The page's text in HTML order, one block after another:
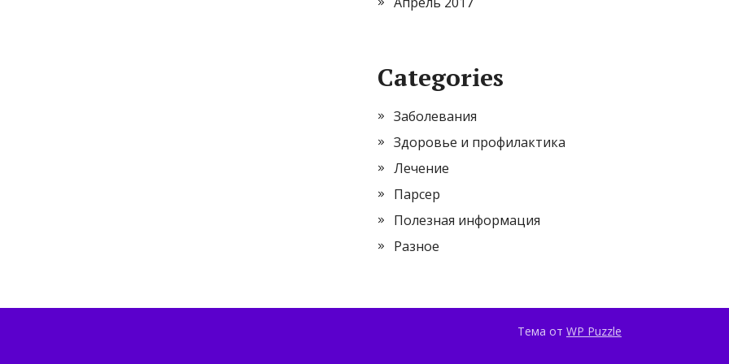
Categories
Заболевания
Здоровье и профилактика
Лечение
Парсер
Полезная информация
Разное
Тема от WP Puzzle